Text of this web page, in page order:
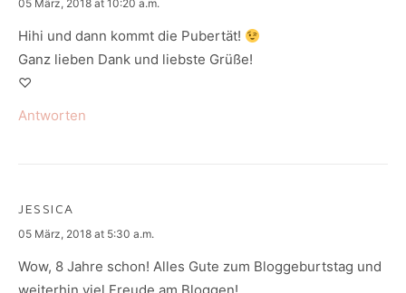
05 März, 2018 at 10:20 a.m.
Hihi und dann kommt die Pubertät!
Ganz lieben Dank und liebste Grüße!
♡
Antworten
JESSICA
says:
05 März, 2018 at 5:30 a.m.
Wow, 8 Jahre schon! Alles Gute zum Bloggeburtstag und